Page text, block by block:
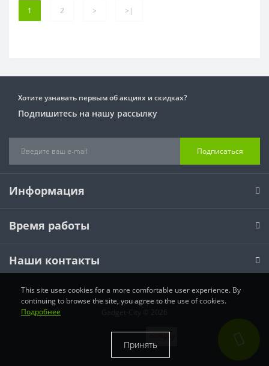
1 2 > >|
Хотите узнавать первым об акциях и скидках?
Подпишитесь на нашу рассылку
Подписаться
Информация
Время работы
Наши контакты
Работает наOpenCart
Gadget-City © 2026
This site uses cookies for a more comfortable user experience. By
continuing to browse the site, you agree to the use of cookies.
Подробнее
Принять